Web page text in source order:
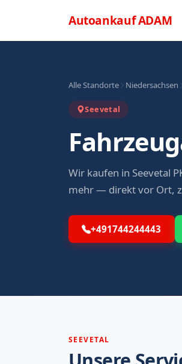
AutoankaufADAM
Alle Standorte Niedersachsen
Seevetal
Wir kaufen in Seevetal
mehr — direkt vor Ort,
+491744244443
SEEVETAL